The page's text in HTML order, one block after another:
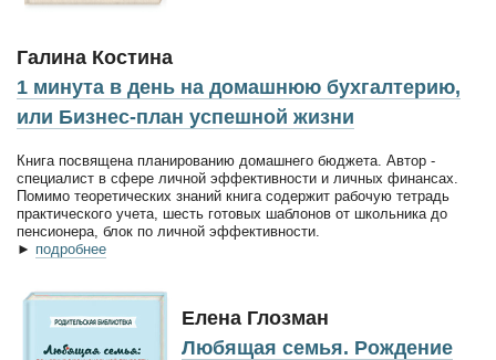
Галина Костина
1 минута в день на домашнюю бухгалтерию,
или Бизнес-план успешной жизни
Книга посвящена планированию домашнего бюджета. Автор -
специалист в сфере личной эффективности и личных финансах.
Помимо теоретических знаний книга содержит рабочую тетрадь
практического учета, шесть готовых шаблонов от школьника до
пенсионера, блок по личной эффективности.
► подробнее
Елена Глозман
Любящая семья. Рождение